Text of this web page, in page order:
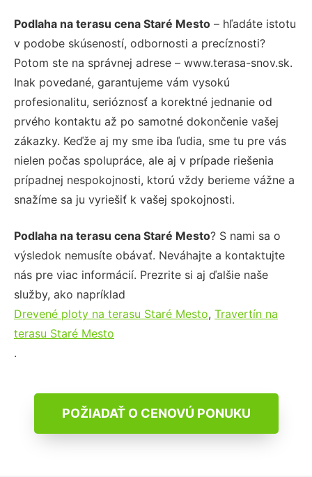
Podlaha na terasu cena Staré Mesto – hľadáte istotu
v podobe skúseností, odbornosti a precíznosti?
Potom ste na správnej adrese – www.terasa-snov.sk.
Inak povedané, garantujeme vám vysokú
profesionalitu, serióznosť a korektné jednanie od
prvého kontaktu až po samotné dokončenie vašej
zákazky. Keďže aj my sme iba ľudia, sme tu pre vás
nielen počas spolupráce, ale aj v prípade riešenia
prípadnej nespokojnosti, ktorú vždy berieme vážne a
snažíme sa ju vyriešiť k vašej spokojnosti.
Podlaha na terasu cena Staré Mesto? S nami sa o
výsledok nemusíte obávať. Neváhajte a kontaktujte
nás pre viac informácií. Prezrite si aj ďalšie naše
služby, ako napríklad
Drevené ploty na terasu Staré Mesto, Travertín na
terasu Staré Mesto
.
POŽIADAŤ O CENOVÚ PONUKU